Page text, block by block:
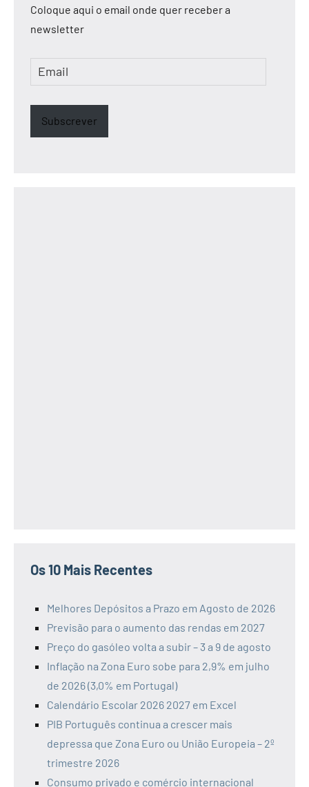
Coloque aqui o email onde quer receber a
newsletter
Email
Subscrever
Os 10 Mais Recentes
Melhores Depósitos a Prazo em Agosto de 2026
Previsão para o aumento das rendas em 2027
Preço do gasóleo volta a subir – 3 a 9 de agosto
Inflação na Zona Euro sobe para 2,9% em julho
de 2026 (3,0% em Portugal)
Calendário Escolar 2026 2027 em Excel
PIB Português continua a crescer mais
depressa que Zona Euro ou União Europeia – 2º
trimestre 2026
Consumo privado e comércio internacional